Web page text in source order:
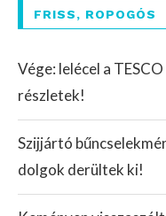
FRISS, ROPOGÓS
Vége: lelécel a
részletek!
Szijjártó
dolgok derültek ki!